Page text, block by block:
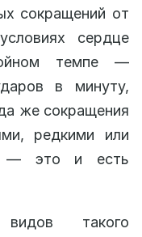
сокращений от
сердце
темпе —
в минуту,
же сокращения
редкими или
— это и есть
видов такого